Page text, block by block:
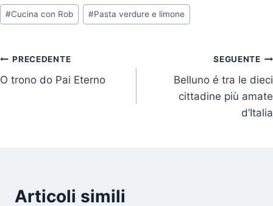
Tag
articolo:
#Cucina con Rob #Pasta verdure e limone
Navigazione
articoli
PRECEDENTE
O trono do Pai Eterno
SEGUENTE
Belluno é tra le dieci
cittadine più amate
d’Italia
Articoli simili